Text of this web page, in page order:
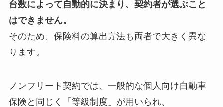
台数によって自動的に決まり、契約者が選ぶこと
はできません。
そのため、保険料の算出方法も両者で大きく異な
ります。
ノンフリート契約では、一般的な個人向け自動車
保険と同じく「等級制度」が用いられ、